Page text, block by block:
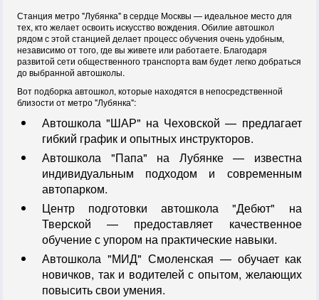
Станция метро "Лубянка" в сердце Москвы — идеальное место для
тех, кто желает освоить искусство вождения. Обилие автошкол
рядом с этой станцией делает процесс обучения очень удобным,
независимо от того, где вы живете или работаете. Благодаря
развитой сети общественного транспорта вам будет легко добраться
до выбранной автошколы.
Вот подборка автошкол, которые находятся в непосредственной
близости от метро "Лубянка":
Автошкола "ШАР" на Чеховской — предлагает
гибкий график и опытных инструкторов.
Автошкола "Папа" на Лубянке — известна
индивидуальным подходом и современным
автопарком.
Центр подготовки автошкола "Дебют" на
Тверской — предоставляет качественное
обучение с упором на практические навыки.
Автошкола "МИД" Смоленская — обучает как
новичков, так и водителей с опытом, желающих
повысить свои умения.